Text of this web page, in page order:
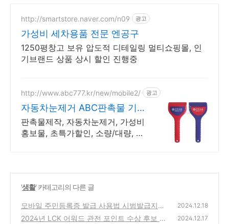
http://smartstore.naver.com/n09 광고
가성비 세차용품 전문 엔공구
1250평창고 보유 압도적 디테일링 멀티쇼핑몰, 인
기브랜드 상품 상시 할인 진행중
http://www.abc777.kr/new/mobile2/ 광고
자동차눈제거 ABC판촉물 기
업/관공서 후결제
판촉물제작, 자동차눈제거, 가성비
홍보물, 초특가할인, 소량/대량, 단
'생활' 카테고리의 다른 글
모바일 주민등록증 발급 사용법 시범발급지역
총정리
(0)
2024.12.18
2024년 LCK 어워드 관전 포인트 수상 후보 예
2024.12.17